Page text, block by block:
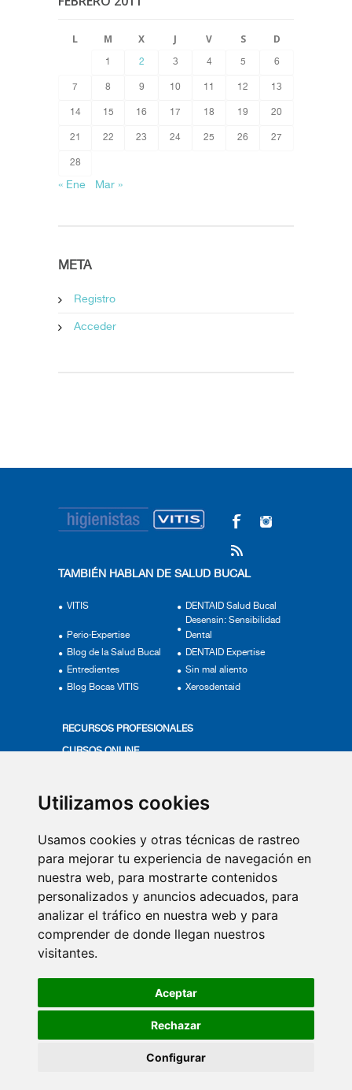
Utilizamos cookies
Usamos cookies y otras técnicas de rastreo
para mejorar tu experiencia de navegación en
nuestra web, para mostrarte contenidos
personalizados y anuncios adecuados, para
analizar el tráfico en nuestra web y para
comprender de donde llegan nuestros
visitantes.
Aceptar
Rechazar
Configurar
L M X J V S D
1 2 3 4 5 6
7 8 9 10 11 12 13
14 15 16 17 18 19 20
21 22 23 24 25 26 27
28
« Ene Mar »
META
Registro
Acceder
TAMBIÉN HABLAN DE SALUD BUCAL
VITIS DENTAID Salud Bucal
Perio·Expertise
Desensin: Sensibilidad
Dental
Blog de la Salud Bucal
DENTAID Expertise
Entredientes
Sin mal aliento
Blog Bocas VITIS
Xerosdentaid
RECURSOS PROFESIONALES
CURSOS ONLINE
PRODUCTOS VITIS
VÍDEOS
QUIÉNES SOMOS
COMITÉ DE EXPERTOS
CONTACTO
SUSCRIPCIÓN NEWSLETTER
POLÍTICA DE COOKIES